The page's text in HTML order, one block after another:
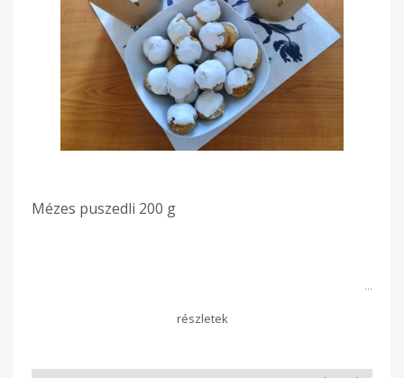
Mézes puszedli 200 g